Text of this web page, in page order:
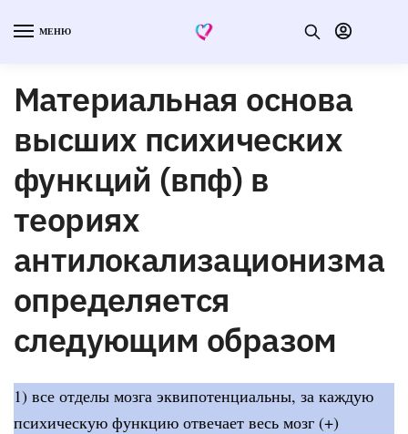
МЕНЮ
Материальная основа
высших психических
функций (впф) в
теориях
антилокализационизма
определяется
следующим образом
1) все отделы мозга эквипотенциальны, за каждую
психическую функцию отвечает весь мозг (+)